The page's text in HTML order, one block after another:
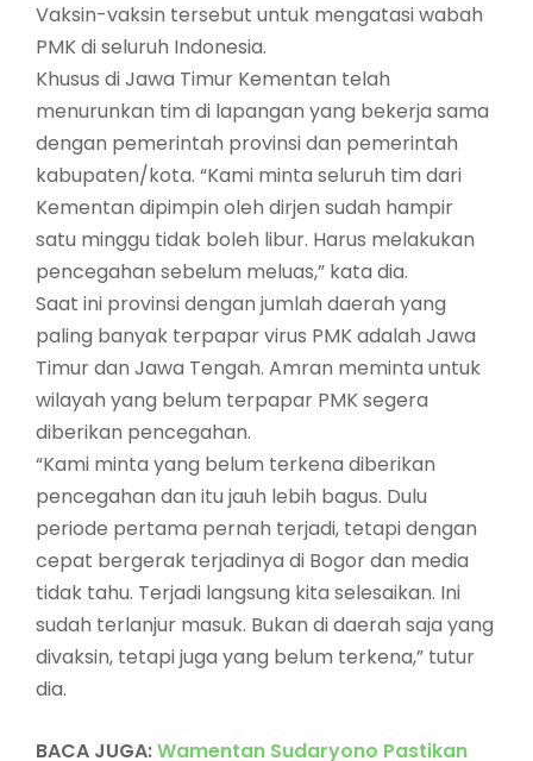
Vaksin-vaksin tersebut untuk mengatasi wabah
PMK di seluruh Indonesia.
Khusus di Jawa Timur Kementan telah
menurunkan tim di lapangan yang bekerja sama
dengan pemerintah provinsi dan pemerintah
kabupaten/kota. “Kami minta seluruh tim dari
Kementan dipimpin oleh dirjen sudah hampir
satu minggu tidak boleh libur. Harus melakukan
pencegahan sebelum meluas,” kata dia.
Saat ini provinsi dengan jumlah daerah yang
paling banyak terpapar virus PMK adalah Jawa
Timur dan Jawa Tengah. Amran meminta untuk
wilayah yang belum terpapar PMK segera
diberikan pencegahan.
“Kami minta yang belum terkena diberikan
pencegahan dan itu jauh lebih bagus. Dulu
periode pertama pernah terjadi, tetapi dengan
cepat bergerak terjadinya di Bogor dan media
tidak tahu. Terjadi langsung kita selesaikan. Ini
sudah terlanjur masuk. Bukan di daerah saja yang
divaksin, tetapi juga yang belum terkena,” tutur
dia.
BACA JUGA:Wamentan Sudaryono Pastikan